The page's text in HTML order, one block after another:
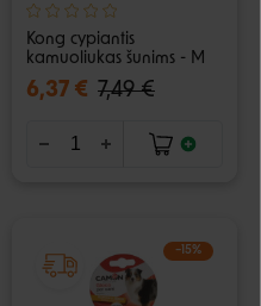
Kong cypiantis
kamuoliukas šunims - M
6,37 € 7,49 €
−15%